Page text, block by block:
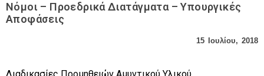
Νόμοι – Προεδρικά Διατάγματα – Υπουργικές
Αποφάσεις
15 Ιουλίου, 2018